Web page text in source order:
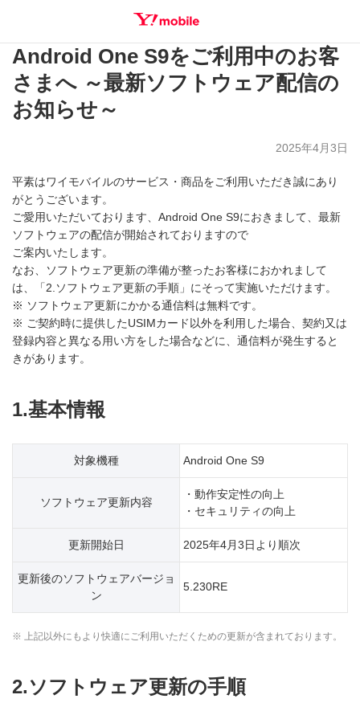
SEARCH
Android One S9をご利用中のお客
さまへ ～最新ソフトウェア配信の
お知らせ～
2025年4月3日
平素はワイモバイルのサービス・商品をご利用いただき誠にあり
がとうございます。
ご愛用いただいております、Android One S9におきまして、最新
ソフトウェアの配信が開始されておりますので
ご案内いたします。
なお、ソフトウェア更新の準備が整ったお客様におかれまして
は、「2.ソフトウェア更新の手順」にそって実施いただけます。
※ ソフトウェア更新にかかる通信料は無料です。
※ ご契約時に提供したUSIMカード以外を利用した場合、契約又は
登録内容と異なる用い方をした場合などに、通信料が発生すると
きがあります。
1.基本情報
対象機種 Android One S9
ソフトウェア更新内容
・動作安定性の向上
・セキュリティの向上
更新開始日 2025年4月3日より順次
更新後のソフトウェアバージョ
ン
5.230RE
※ 上記以外にもより快適にご利用いただくための更新が含まれております。
2.ソフトウェア更新の手順